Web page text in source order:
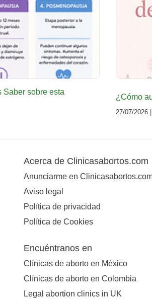
Saber sobre esta
¿Cómo
27/07/2026 |
Acerca de Clinicasabortos.com
Anunciarme en
Aviso legal
Política de privacidad
Política de Cookies
Encuéntranos en
Clínicas de aborto en México
Clínicas de aborto en Colombia
Legal abortion clinics in UK